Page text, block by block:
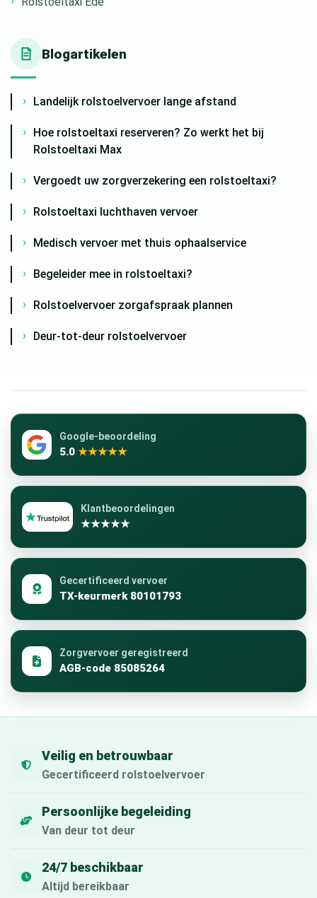
Blogartikelen
Landelijk rolstoelvervoer lange afstand
Hoe rolstoeltaxi reserveren? Zo werkt het bij
Rolstoeltaxi Max
Vergoedt uw zorgverzekering een rolstoeltaxi?
Rolstoeltaxi luchthaven vervoer
Medisch vervoer met thuis ophaalservice
Begeleider mee in rolstoeltaxi?
Rolstoelvervoer zorgafspraak plannen
Deur-tot-deur rolstoelvervoer
Google-beoordeling
5.0 ★★★★★
Klantbeoordelingen
★★★★★
Gecertificeerd vervoer
TX-keurmerk 80101793
Zorgvervoer geregistreerd
AGB-code 85085264
Veilig en betrouwbaar
Gecertificeerd rolstoelvervoer
Persoonlijke begeleiding
Van deur tot deur
24/7 beschikbaar
Altijd bereikbaar